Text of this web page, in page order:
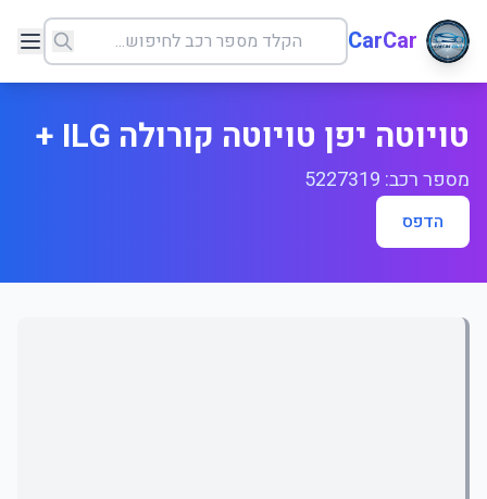
CarCar
טויוטה יפן טויוטה קורולה ILG +
מספר רכב: 5227319
הדפס